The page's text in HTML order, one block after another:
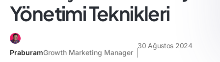
Yönetimi Teknikleri
PraburamGrowth Marketing Manager
30 Ağustos 2024